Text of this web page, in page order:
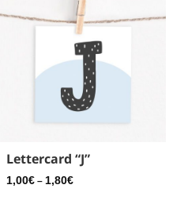
Lettercard “J”
1,00€ – 1,80€